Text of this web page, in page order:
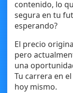
contenido, lo
segura en tu
esperando?
El precio
pero
una
Tu carrera en
hoy mismo.